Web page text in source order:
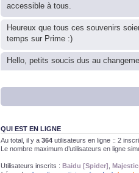
accessible à tous.
Heureux que tous ces souvenirs
temps sur Prime :)
Hello, petits soucis dus au
Bon, 2020, ça n'a pas trop marché.
J'ai l'impression que nous n'avons
QUI EST EN LIGNE
Au total, il y a 364 utilisateurs en ligne :: 2
Le nombre maximum d’utilisateurs en ligne
Utilisateurs inscrits : Baidu [Spider]